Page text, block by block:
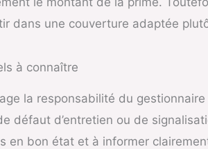
dans une couverture adaptée
à connaître
la responsabilité du
défaut d’entretien ou de
en bon état et à informer